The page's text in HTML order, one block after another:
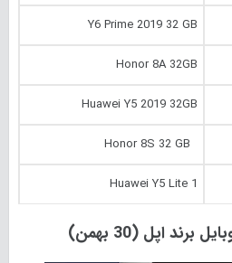
Y6 Prime 2019 32 GB
Honor 8A 32GB
Huawei Y5 2019 32GB
Huawei Y5 Lite 1
اپل (30 بهمن)